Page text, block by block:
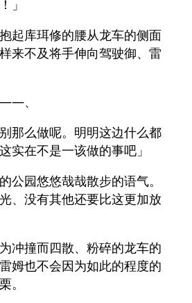
」
起库珥修的腰从龙车的侧面
来不及将手伸向驾驶御、雷
、
那么做呢。明明这边什么都
实在不是一该做的事吧」
公园悠悠哉哉散步的语气。
、没有其他还要比这更加放
冲撞而四散、粉碎的龙车的
姆也不会因为如此的程度的
。